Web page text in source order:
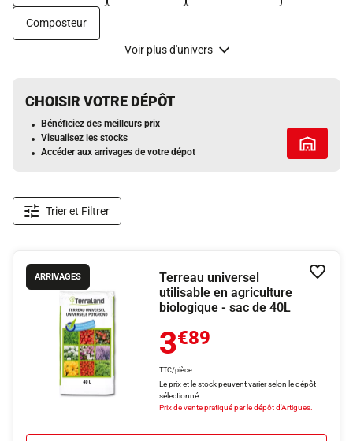
Composteur
Voir plus d'univers
CHOISIR VOTRE DÉPÔT
Bénéficiez des meilleurs prix
Visualisez les stocks
Accéder aux arrivages de votre dépot
Tous les
Trier et Filtrer
ARRIVAGES
Terreau universel
utilisable en agriculture
biologique - sac de 40L
3€89
TTC/pièce
Le prix et le stock peuvent varier selon le dépôt
sélectionné
Prix de vente pratiqué par le dépôt d'Artigues.